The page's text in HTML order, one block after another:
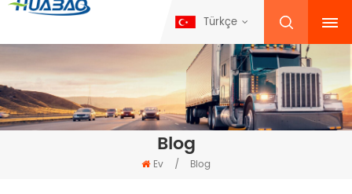
Türkçe
Blog
Ev / Blog